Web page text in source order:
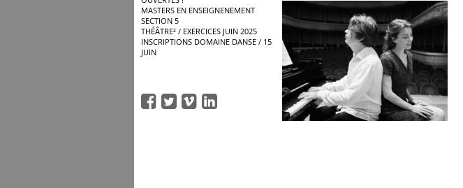
MASTERS EN ENSEIGNENEMENT
SECTION 5
THÉÂTRE² / EXERCICES JUIN 2025
INSCRIPTIONS DOMAINE DANSE / 15
JUIN